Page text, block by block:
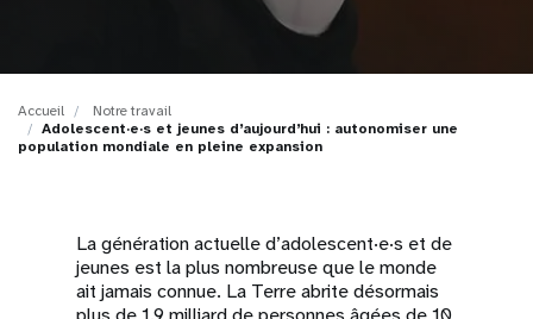
Accueil
Notre travail
Adolescent·e·s et jeunes d’aujourd’hui : autonomiser une
population mondiale en pleine expansion
La génération actuelle d’adolescent·e·s et de
jeunes est la plus nombreuse que le monde
ait jamais connue. La Terre abrite désormais